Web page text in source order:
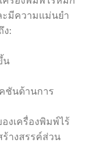
ะมีความแม่นยำ
ง:
น
ชันด้านการ
งเครื่องพิมพ์ไร้
างสรรค์ส่วน